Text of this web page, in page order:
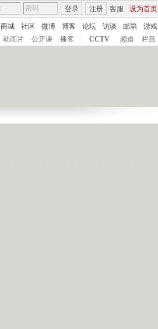
客服 设为首页
登录 注册
商城 社区 微博 博客 论坛 访谈 邮箱
游戏
动画片 公开课 播客 CCTV 频道 栏目